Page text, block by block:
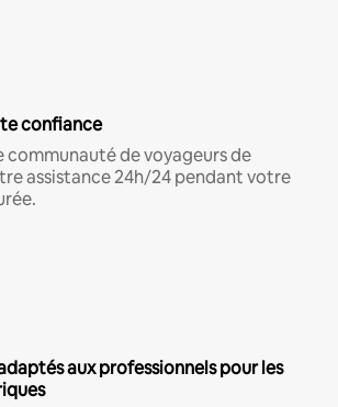
confiance
communauté de voyageurs de
assistance 24h/24 pendant votre
aux professionnels pour les